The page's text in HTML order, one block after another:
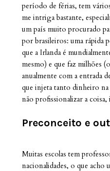
período de férias, tem
me intriga bastante,
um país muito procurado
por brasileiros: uma rápida
que a Irlanda é
mesmo) e que faz milhões
anualmente com a entrada
que injeta tanto dinheiro
não profissionalizar a
Preconceito e
Muitas escolas tem
nacionalidades, o que acho